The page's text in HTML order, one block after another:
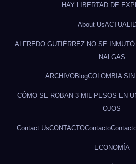
HAY LIBERTAD DE
About Us
ALFREDO GUTIÉRREZ NO SE
NALGAS
ARCHIVOBlogCOLOMBIA
CÓMO SE ROBAN 3 MIL PESOS EN
OJOS
Contact UsCONTACTOContactoContacto
ECONOMÍA